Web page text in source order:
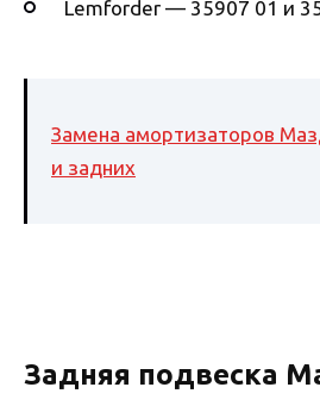
Lemforder — 35907 01 и
Замена амортизаторов
и задних
Задняя подвеска